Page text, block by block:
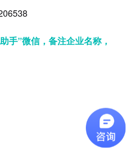
手”微信，备注企业名称，